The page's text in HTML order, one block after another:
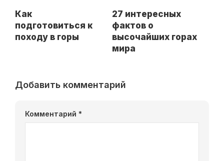
Как
подготовиться к
походу в горы
27 интересных
фактов о
высочайших горах
мира
Добавить комментарий
Комментарий *